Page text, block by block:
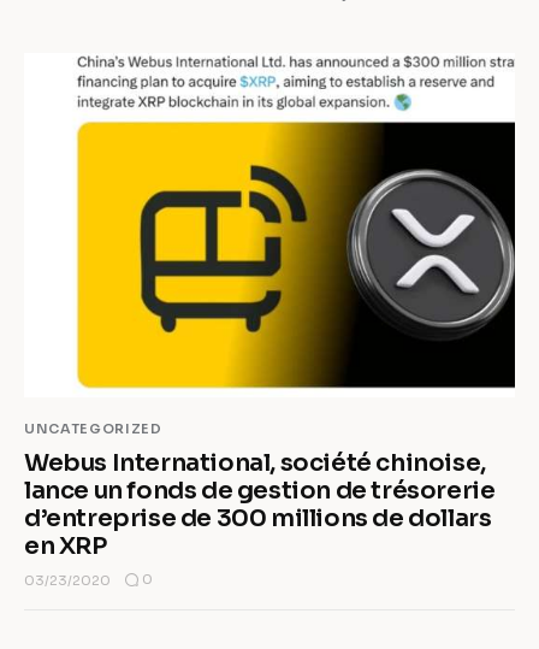
UNCATEGORIZED
Webus International, société chinoise,
lance un fonds de gestion de trésorerie
d’entreprise de 300 millions de dollars
en XRP
03/23/2020 0